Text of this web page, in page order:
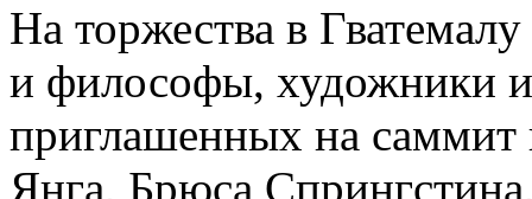
На торжества в
и философы, художники
приглашенных на
Янга, Брюса